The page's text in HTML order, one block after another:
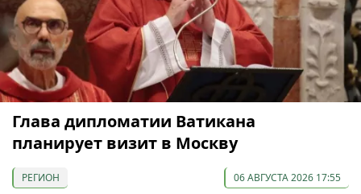
Глава дипломатии Ватикана
планирует визит в Москву
РЕГИОН 06 АВГУСТА 2026 17:55